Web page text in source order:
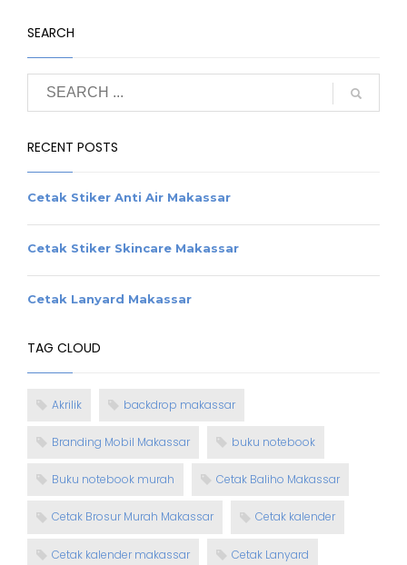
SEARCH
RECENT POSTS
Cetak Stiker Anti Air Makassar
Cetak Stiker Skincare Makassar
Cetak Lanyard Makassar
TAG CLOUD
Akrilik backdrop makassar
Branding Mobil Makassar buku notebook
Buku notebook murah Cetak Baliho Makassar
Cetak Brosur Murah Makassar Cetak kalender
Cetak kalender makassar Cetak Lanyard